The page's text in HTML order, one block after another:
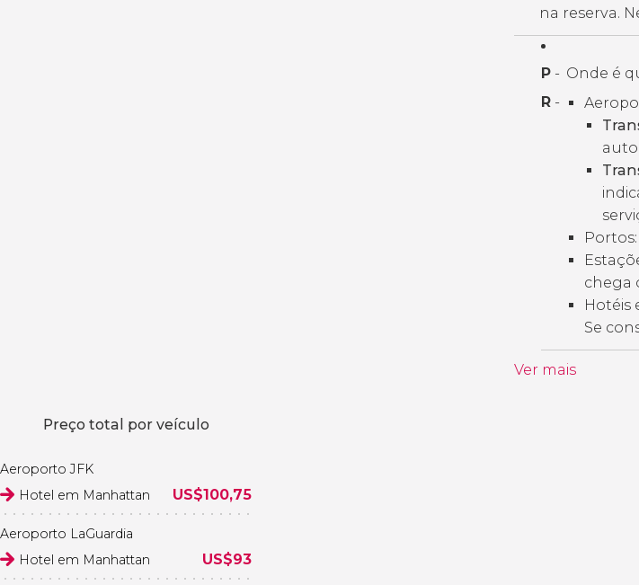
na reserva.
P - Onde é
R -
chega
Hotéis
Se
Ver mais
Preço total por veículo
Aeroporto JFK
Hotel em Manhattan
US$100,75
Aeroporto LaGuardia
Hotel em Manhattan
US$93